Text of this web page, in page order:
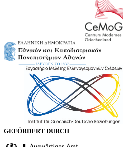
GEFÖRDERT DURCH